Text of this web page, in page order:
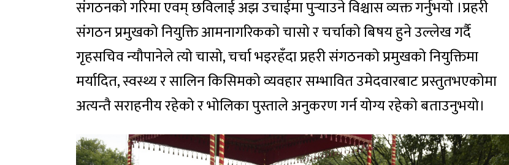
संगठनको गरिमा एवम् छविलाई अझ उचाईमा पुर्‍याउने विश्चास व्यक्त गर्नुभयो ।प्रहरी
संगठन प्रमुखको नियुक्ति आमनागरिकको चासो र चर्चाको बिषय हुने उल्लेख गर्दै
गृहसचिव न्यौपानेले त्यो चासो, चर्चा भइरहँदा प्रहरी संगठनको प्रमुखको नियुक्तिमा
मर्यादित, स्वस्थ्य र सालिन किसिमको व्यवहार सम्भावित उमेदवारबाट प्रस्तुतभएकोमा
अत्यन्तै सराहनीय रहेको र भोलिका पुस्ताले अनुकरण गर्न योग्य रहेको बताउनुभयो।